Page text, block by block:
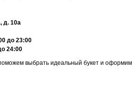
д. 10а
до 23:00
24:00
выбрать идеальный букет и оформим